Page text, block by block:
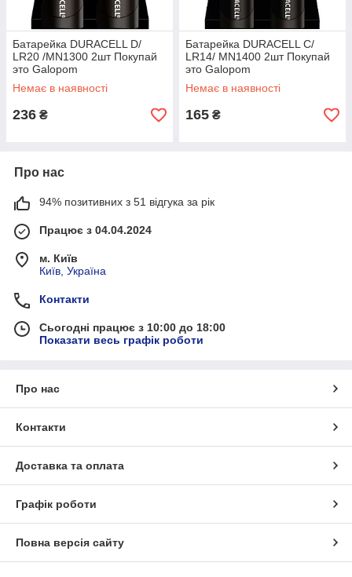
Батарейка DURACELL D/
LR20 /MN1300 2шт Покупай
это Galopom
Немає в наявності
236 ₴
Батарейка DURACELL С/
LR14/ MN1400 2шт Покупай
это Galopom
Немає в наявності
165 ₴
Про нас
94% позитивних з 51 відгука за рік
Працює з 04.04.2024
м. Київ
Київ, Україна
Контакти
Сьогодні працює з 10:00 до 18:00
Показати весь графік роботи
Про нас
Контакти
Доставка та оплата
Графік роботи
Повна версія сайту